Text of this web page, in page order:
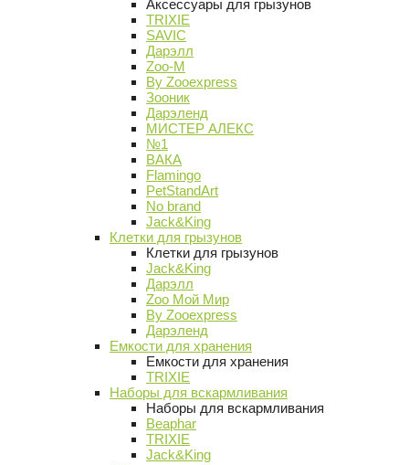
Аксессуары для грызунов
TRIXIE
SAVIC
Дарэлл
Zoo-M
By Zooexpress
Зооник
Дарэленд
МИСТЕР АЛЕКС
№1
ВАКА
Flamingo
PetStandArt
No brand
Jack&King
Клетки для грызунов
Клетки для грызунов
Jack&King
Дарэлл
Zoo Мой Мир
By Zooexpress
Дарэленд
Емкости для хранения
Емкости для хранения
TRIXIE
Наборы для вскармливания
Наборы для вскармливания
Beaphar
TRIXIE
Jack&King